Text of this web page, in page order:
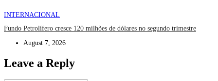
INTERNACIONAL
Fundo Petrolífero cresce 120 milhões de dólares no segundo trimestre
August 7, 2026
Leave a Reply